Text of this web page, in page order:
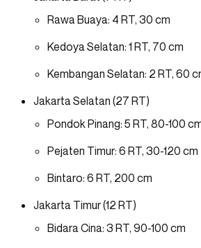
Rawa Buaya: 4 RT, 30 cm
Kedoya Selatan: 1 RT, 70 cm
Kembangan Selatan: 2 RT, 60
Jakarta Selatan (27 RT)
Pondok Pinang: 5 RT, 80-100
Pejaten Timur: 6 RT, 30-120 cm
Bintaro: 6 RT, 200 cm
Jakarta Timur (12 RT)
Bidara Cina: 3 RT, 90-100 cm